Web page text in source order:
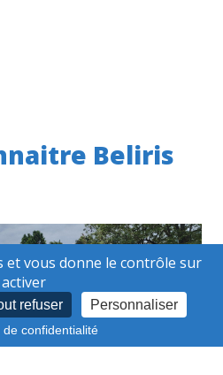
Beliris
et vous donne le contrôle sur
refuser Personnaliser
de confidentialité